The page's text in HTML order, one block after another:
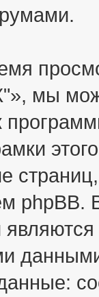
мы
phpBB.